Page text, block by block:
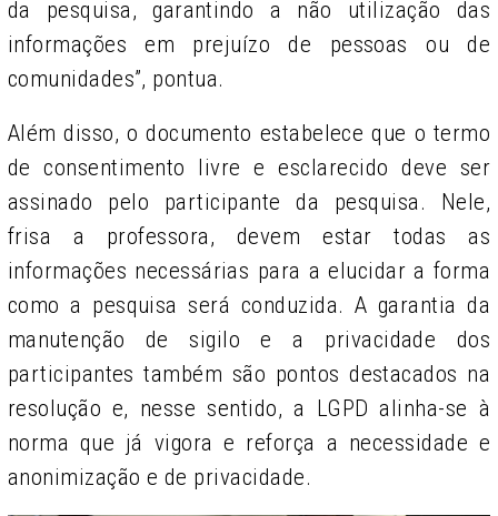
da pesquisa, garantindo a não utilização das
informações em prejuízo de pessoas ou de
comunidades”, pontua.
Além disso, o documento estabelece que o termo
de consentimento livre e esclarecido deve ser
assinado pelo participante da pesquisa. Nele,
frisa a professora, devem estar todas as
informações necessárias para a elucidar a forma
como a pesquisa será conduzida. A garantia da
manutenção de sigilo e a privacidade dos
participantes também são pontos destacados na
resolução e, nesse sentido, a LGPD alinha-se à
norma que já vigora e reforça a necessidade e
anonimização e de privacidade.